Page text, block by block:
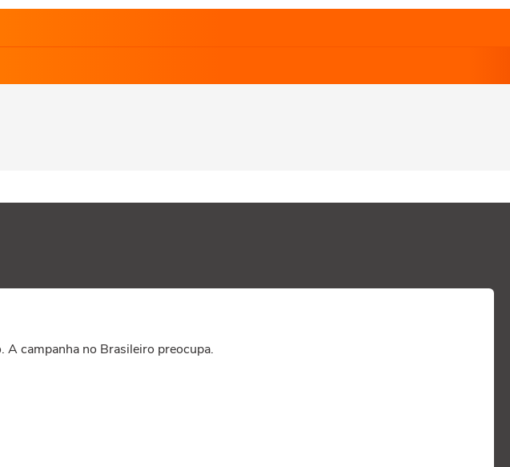
A campanha no Brasileiro preocupa.